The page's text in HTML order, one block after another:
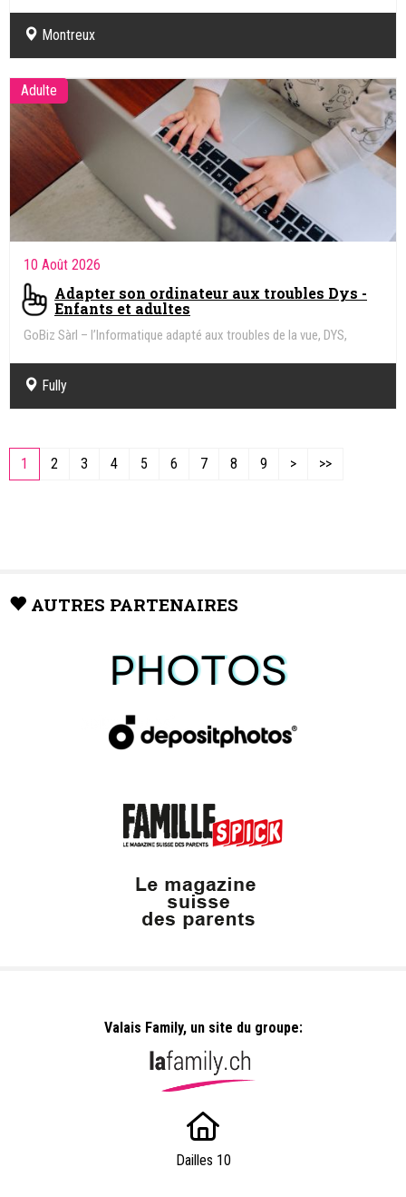
Montreux
Adulte
10 Août 2026
Adapter son ordinateur aux troubles Dys -
Enfants et adultes
GoBiz Sàrl – l’Informatique adapté aux troubles de la vue, DYS,
Fully
1 2 3 4 5 6 7 8 9 > >>
AUTRES PARTENAIRES
Valais Family, un site du groupe:
Dailles 10